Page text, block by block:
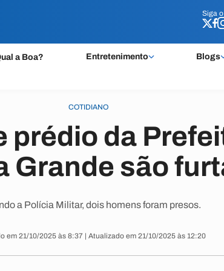
Siga o
a Boa? Entretenimento Blogs
Siga o
COTIDIANO
prédio da
Grande são
a Polícia Militar, dois homens foram presos.
em 21/10/2025 às 8:37 | Atualizado em 21/10/2025 às 12:20